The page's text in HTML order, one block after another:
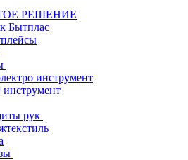
РЕШЕНИЕ
Бытплас
инструмент
рук